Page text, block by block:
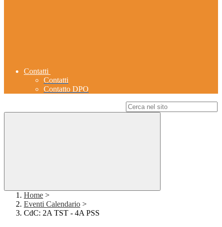
Contatti
Contatti
Contatto DPO
Home >
Eventi Calendario >
CdC: 2A TST - 4A PSS